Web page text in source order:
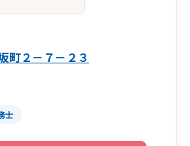
町２－７－２３
士